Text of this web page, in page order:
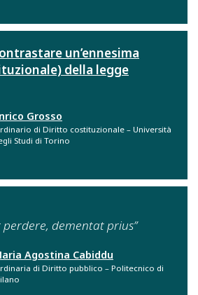
un’ennesima
della legge
Grosso
di Diritto costituzionale – Università
Studi di Torino
perdere, dementat prius”
Agostina Cabiddu
di Diritto pubblico – Politecnico di